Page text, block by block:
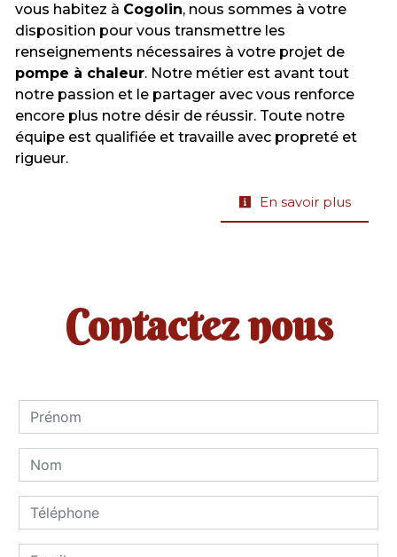
vous habitez à Cogolin, nous sommes à votre
disposition pour vous transmettre les
renseignements nécessaires à votre projet de
pompe à chaleur. Notre métier est avant tout
notre passion et le partager avec vous renforce
encore plus notre désir de réussir. Toute notre
équipe est qualifiée et travaille avec propreté et
rigueur.
En savoir plus
Contactez nous